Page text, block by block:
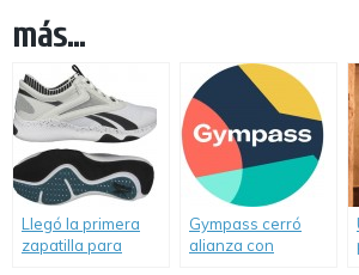
más...
Llegó la primera
zapatilla para
Gympass cerró
alianza con